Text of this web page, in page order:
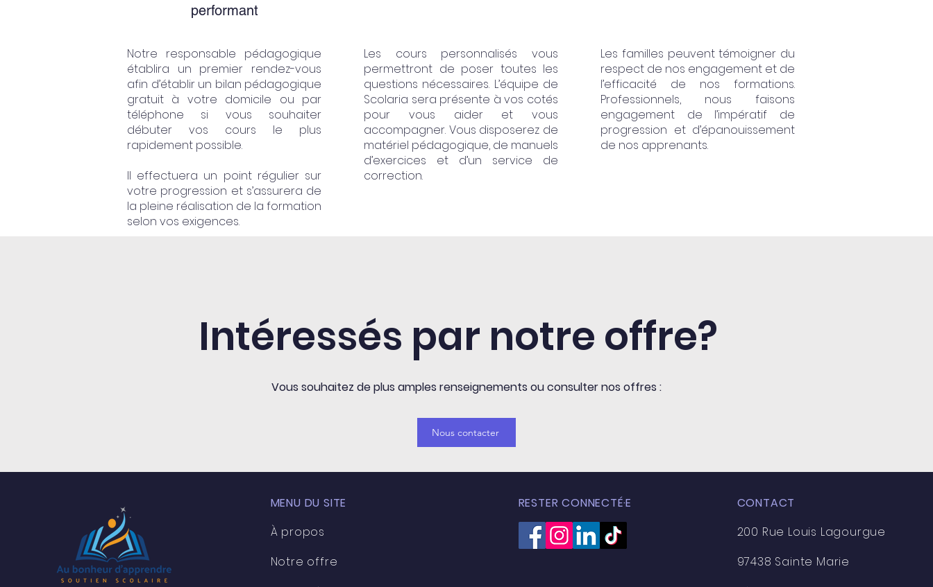
performant
Notre responsable pédagogique
établira un premier rendez-vous
afin d’établir un bilan pédagogique
gratuit à votre domicile ou par
téléphone si vous souhaiter
débuter vos cours le plus
rapidement possible.
Il effectuera un point régulier sur
votre progression et s’assurera de
la pleine réalisation de la formation
selon vos exigences.
Les cours personnalisés vous
permettront de poser toutes les
questions nécessaires. L’équipe de
Scolaria sera présente à vos cotés
pour vous aider et vous
accompagner. Vous disposerez de
matériel pédagogique, de manuels
d’exercices et d’un service de
correction.
Les familles peuvent témoigner du
respect de nos engagement et de
l’efficacité de nos formations.
Professionnels, nous faisons
engagement de l’impératif de
progression et d’épanouissement
de nos apprenants.
Intéressés par notre offre?
Vous souhaitez de plus amples renseignements ou consulter nos offres :
Nous contacter
MENU DU SITE
À propos
Notre offre
RESTER CONNECTÉ·E
CONTACT
200 Rue Louis Lagourgue
97438 Sainte Marie